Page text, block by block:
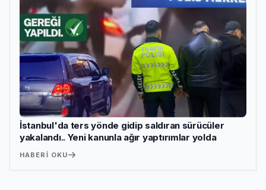
İstanbul'da ters yönde gidip saldıran sürücüler
yakalandı.. Yeni kanunla ağır yaptırımlar yolda
HABERI OKU